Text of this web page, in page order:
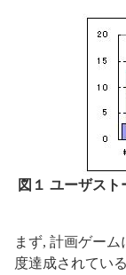
図１ ユーザス
まず, 計画ゲー
度達成されてい